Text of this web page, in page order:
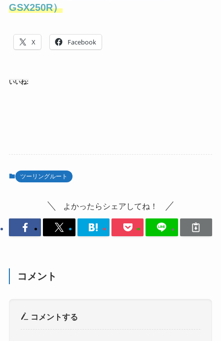
GSX250R）
X Facebook
いいね:
ツーリングルート
よかったらシェアしてね！
コメント
コメントする